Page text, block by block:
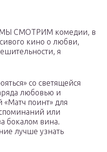
МЫ СМОТРИМ комедии, в
кино о любви,
я
со светящейся
любовью и
поинт» для
или
бокалом вина.
лучше узнать